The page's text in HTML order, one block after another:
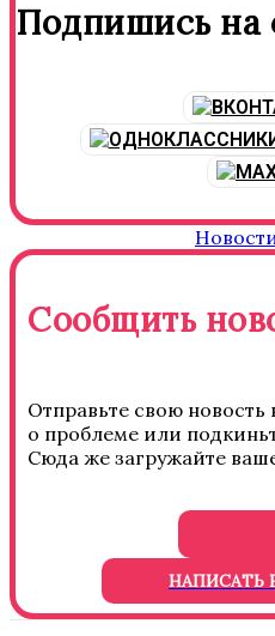
Подпишись на
Сообщить
Отправьте свою
о проблеме или
Сюда же загружайте
НАПИСАТЬ